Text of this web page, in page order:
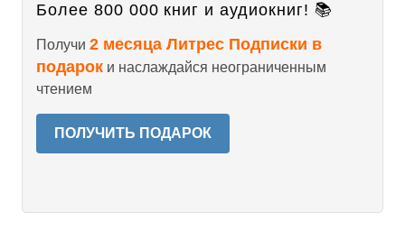
Более 800 000 книг и аудиокниг! 📚
Получи 2 месяца Литрес Подписки в
подарок и наслаждайся неограниченным
чтением
ПОЛУЧИТЬ ПОДАРОК